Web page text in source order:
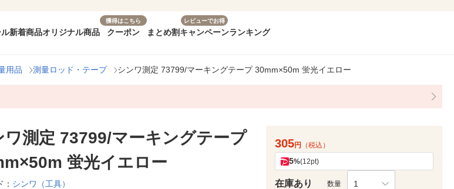
新着商品オリジナル商品
獲得はこちら
クーポン まとめ割
レビューでお得
キャンペーンランキング
用品 測量ロッド・テープ シンワ測定 73799/マーキングテープ 30mm×50m 蛍光イエロー
ワ測定 73799/マーキングテープ
蛍光イエロー
シンワ（工具）
305円 （税込）
5%(12pt)
在庫あり 数量 1